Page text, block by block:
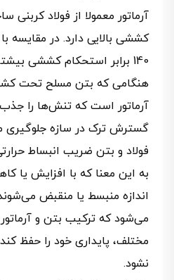
آرماتور معمولا از فولاد
140 برابر استحکام کششی
هنگامی که بتن مسلح تحت
آرماتور است که تنش‌ها را جذب
گسترش ترک در سازه جلوگیری
فولاد و بتن ضریب انبساط
به این معنا که با افزایش یا
اندازه منبسط یا منقبض
می‌شود که ترکیب بتن و
مختلف، پایداری خود را حفظ
نشود.